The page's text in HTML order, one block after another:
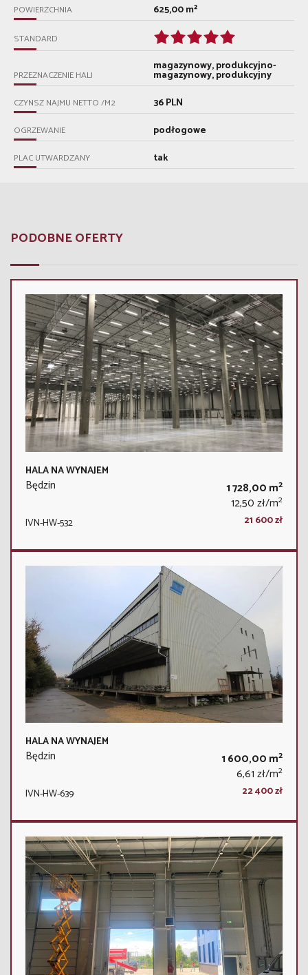
POWIERZCHNIA 625,00 m²
STANDARD
PRZEZNACZENIE HALI
magazynowy, produkcyjno-
magazynowy, produkcyjny
CZYNSZ NAJMU NETTO /M2 36 PLN
OGRZEWANIE podłogowe
PLAC UTWARDZANY tak
PODOBNE OFERTY
HALA NA WYNAJEM
Będzin 1 728,00 m2
12,50 zł/m2
IVN-HW-532 21 600 zł
HALA NA WYNAJEM
Będzin 1 600,00 m2
6,61 zł/m2
IVN-HW-639 22 400 zł